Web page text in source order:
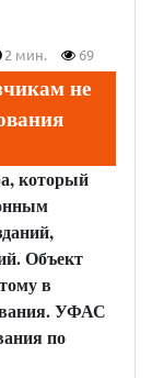
2 мин. 69
не
который
Объект
в
УФАС
по